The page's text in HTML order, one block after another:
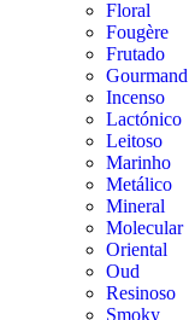
Floral
Fougère
Frutado
Gourmand
Incenso
Lactónico
Leitoso
Marinho
Metálico
Mineral
Molecular
Oriental
Oud
Resinoso
Smoky